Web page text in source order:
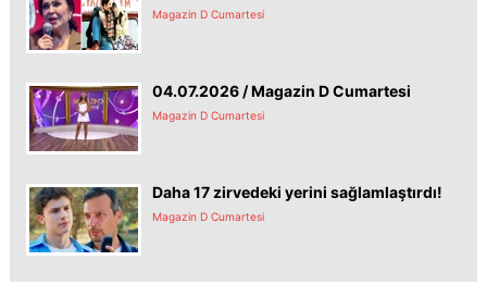
Magazin D Cumartesi
04.07.2026 / Magazin D Cumartesi
Magazin D Cumartesi
Daha 17 zirvedeki yerini sağlamlaştırdı!
Magazin D Cumartesi